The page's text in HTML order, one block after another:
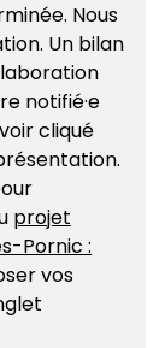
Nous
Un bilan
notifié·e
cliqué
projet
Pornic :
un nouvel
vos